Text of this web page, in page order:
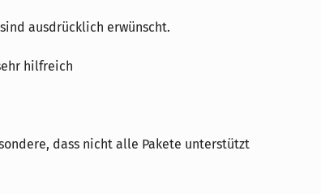
ausdrücklich erwünscht.
hilfreich
dass nicht alle Pakete unterstützt